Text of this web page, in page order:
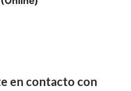
en contacto con